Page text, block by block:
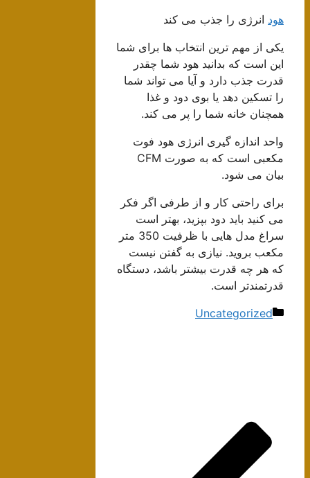
هودانرژی را جذب می کند
یکی از مهم ترین انتخاب ها برای شما
این است که بدانید هود شما چقدر
قدرت جذب دارد و آیا می تواند شما
را تسکین دهد یا بوی دود و غذا
همچنان خانه شما را پر می کند.
واحد اندازه گیری انرژی هود فوت
مکعبی است که به صورت CFM
بیان می شود.
برای راحتی کار و از طرفی اگر فکر
می کنید باید دود بپزید، بهتر است
سراغ مدل هایی با ظرفیت 350 متر
مکعب بروید. نیازی به گفتن نیست
که هر چه قدرت بیشتر باشد، دستگاه
قدرتمندتر است.
دسته‌ها
Uncategorized